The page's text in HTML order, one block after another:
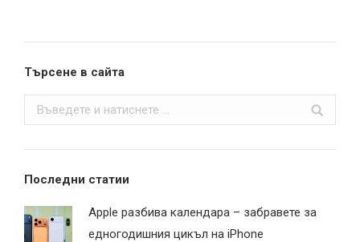
Търсене в сайта
Search:
Последни статии
Apple разбива календара – забравете за
едногодишния цикъл на iPhone